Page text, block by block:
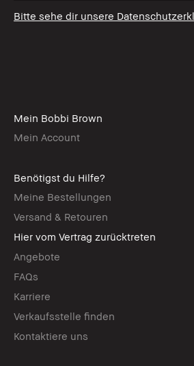
Bitte sehe dir unsere
Mein Bobbi Brown
Mein Account
Benötigst du Hilfe?
Meine Bestellungen
Versand & Retouren
Hier vom Vertrag zurücktreten
Angebote
FAQs
Karriere
Verkaufsstelle finden
Kontaktiere uns